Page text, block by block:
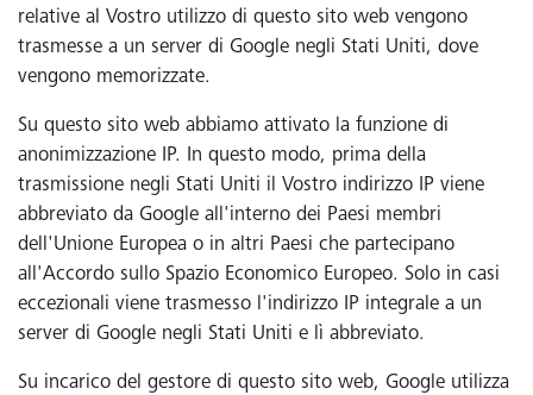
relative al Vostro utilizzo di questo sito web vengono
trasmesse a un server di Google negli Stati Uniti, dove
vengono memorizzate.
Su questo sito web abbiamo attivato la funzione di
anonimizzazione IP. In questo modo, prima della
trasmissione negli Stati Uniti il Vostro indirizzo IP viene
abbreviato da Google all'interno dei Paesi membri
dell'Unione Europea o in altri Paesi che partecipano
all'Accordo sullo Spazio Economico Europeo. Solo in casi
eccezionali viene trasmesso l'indirizzo IP integrale a un
server di Google negli Stati Uniti e lì abbreviato.
Su incarico del gestore di questo sito web, Google utilizza